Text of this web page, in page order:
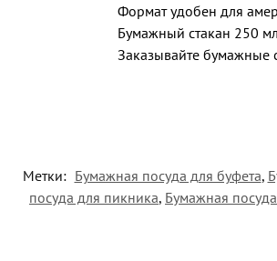
Формат удобен для
Бумажный стакан 250
Заказывайте бумажные
Метки: Бумажная посуда для буфета,
посуда для пикника, Бумажная